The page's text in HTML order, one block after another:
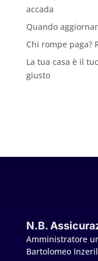
accada
Quando
Chi rompe paga?
La tua casa è il
giusto
N.B.
Amministratore
Bartolomeo